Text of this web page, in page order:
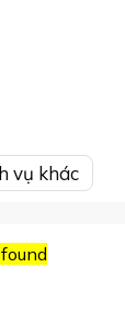
vụ khác